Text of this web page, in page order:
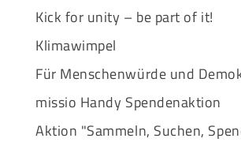
Kick for unity – be part of it!
Klimawimpel
Für Menschenwürde und
missio Handy Spendenaktion
Aktion "Sammeln, Suchen,